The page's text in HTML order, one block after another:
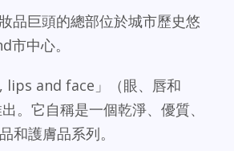
品巨頭的總部位於城市歷史悠
中心。
lips and face」（眼、唇和
。它自稱是一個乾淨、優質、
和護膚品系列。